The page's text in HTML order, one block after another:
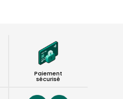
Paiement
sécurisé